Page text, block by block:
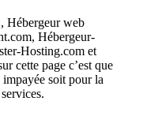
Hébergeur web
Hébergeur-
Hosting.com et
cette page c’est que
soit pour la